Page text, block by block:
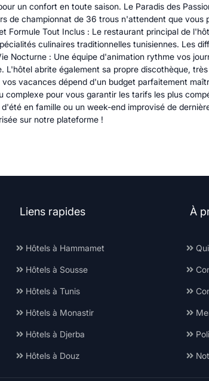
un confort en toute saison. Le Paradis des
de championnat de 36 trous n'attendent que
Formule Tout Inclus : Le restaurant principal de
culinaires traditionnelles tunisiennes. Les
Nocturne : Une équipe d'animation rythme vos
L'hôtel abrite également sa propre discothèque,
vacances dépend d'un budget parfaitement
pour vous garantir les tarifs les plus
en famille ou un week-end improvisé de
sur notre plateforme !
Liens rapides
Hôtels à Hammamet
Hôtels à Sousse
Hôtels à Tunis
Hôtels à Monastir
Hôtels à Djerba
Hôtels à Douz
À